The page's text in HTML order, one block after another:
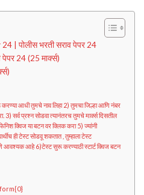
| पोलीस भरती सराव पेपर 24
24 (25 मार्क्स)
आधी तुमचे नाव लिहा 2) तुमचा जिल्हा आणि नंबर
सर्व प्रश्न सोडवा त्यानंतरच तुमचे मार्क्स दिसतील
क्विज या बटन वर क्लिक करा 5) ज्यांनी
ही टेस्ट सोडवू शकतात , तुम्हाला टेस्ट
आवश्यक आहे 6)टेस्ट सुरू करण्याठी स्टार्ट क्विज बटन
$form{0}